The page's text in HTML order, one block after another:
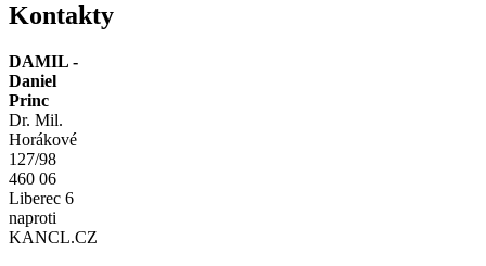
Kontakty
DAMIL -
Daniel
Princ
Dr. Mil.
Horákové
127/98
460 06
Liberec 6
naproti
KANCL.CZ